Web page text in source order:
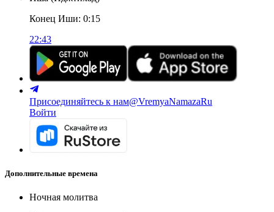
Конец Иши: 0:15
22:43
Присоединяйтесь к нам@VremyaNamazaRu
Войти
Дополнительные времена
Ночная молитва